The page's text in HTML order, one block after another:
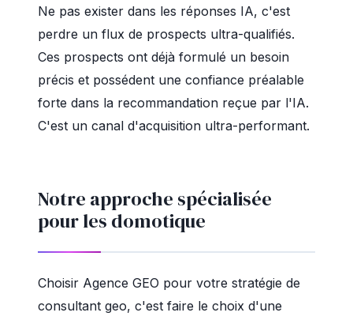
Ne pas exister dans les réponses IA, c'est
perdre un flux de prospects ultra-qualifiés.
Ces prospects ont déjà formulé un besoin
précis et possédent une confiance préalable
forte dans la recommandation reçue par l'IA.
C'est un canal d'acquisition ultra-performant.
Notre approche spécialisée
pour les domotique
Choisir Agence GEO pour votre stratégie de
consultant geo, c'est faire le choix d'une